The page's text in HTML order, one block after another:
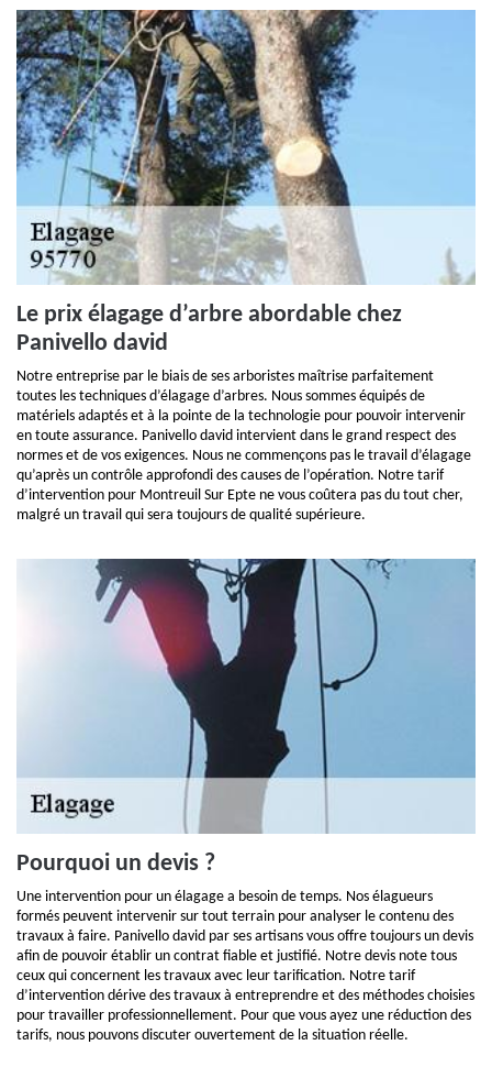
Le prix élagage d’arbre abordable chez
Panivello david
Notre entreprise par le biais de ses arboristes maîtrise parfaitement
toutes les techniques d’élagage d’arbres. Nous sommes équipés de
matériels adaptés et à la pointe de la technologie pour pouvoir intervenir
en toute assurance. Panivello david intervient dans le grand respect des
normes et de vos exigences. Nous ne commençons pas le travail d’élagage
qu’après un contrôle approfondi des causes de l’opération. Notre tarif
d’intervention pour Montreuil Sur Epte ne vous coûtera pas du tout cher,
malgré un travail qui sera toujours de qualité supérieure.
Pourquoi un devis ?
Une intervention pour un élagage a besoin de temps. Nos élagueurs
formés peuvent intervenir sur tout terrain pour analyser le contenu des
travaux à faire. Panivello david par ses artisans vous offre toujours un devis
afin de pouvoir établir un contrat fiable et justifié. Notre devis note tous
ceux qui concernent les travaux avec leur tarification. Notre tarif
d’intervention dérive des travaux à entreprendre et des méthodes choisies
pour travailler professionnellement. Pour que vous ayez une réduction des
tarifs, nous pouvons discuter ouvertement de la situation réelle.